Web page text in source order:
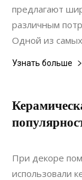
предлагают
различным
Одной из
Узнать больше
16.02.2022
При декоре
использовали